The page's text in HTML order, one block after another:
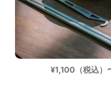
¥1,100（税込）